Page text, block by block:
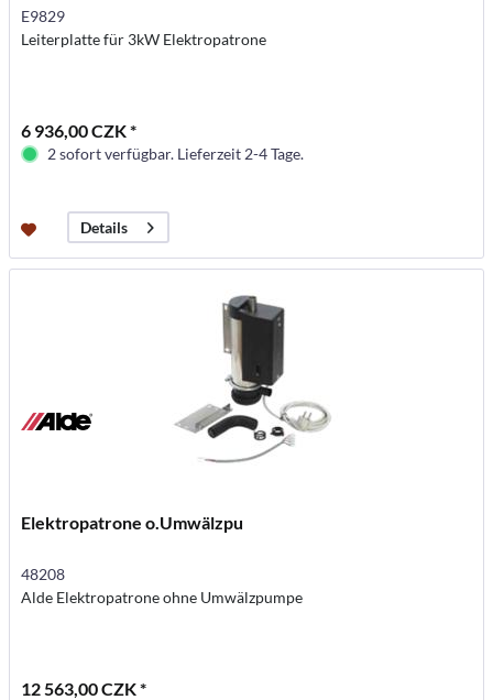
E9829
Leiterplatte für 3kW Elektropatrone
6 936,00 CZK *
2 sofort verfügbar. Lieferzeit 2-4 Tage.
Details
Elektropatrone o.Umwälzpu
48208
Alde Elektropatrone ohne Umwälzpumpe
12 563,00 CZK *